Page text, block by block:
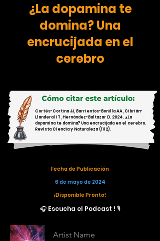
¿La dopamina te
domina? Una
encrucijada en el
cerebro
Cortés-Cortina JJ, Barrientos-Bonilla AA, Cibrián-
Llanderal IT, Hernández-Baltazar D. 2024. ¿La
dopamina te domina? Una encrucijada en el cerebro.
Revista Ciencia y Naturaleza (1112).
Fecha de Publicación
6 de mayo de 2024
¡Disponible Pronto!
🎧 Escucha el Podcast ! 🎙️
Artist Name